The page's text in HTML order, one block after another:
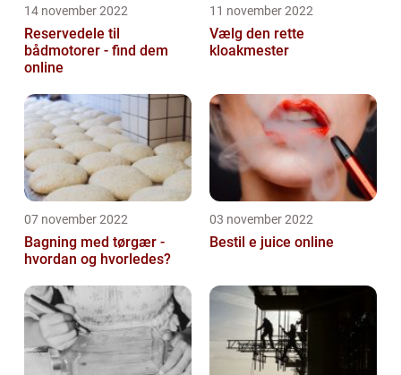
14 november 2022
Reservedele til
bådmotorer - find dem
online
11 november 2022
Vælg den rette
kloakmester
07 november 2022
Bagning med tørgær -
hvordan og hvorledes?
03 november 2022
Bestil e juice online